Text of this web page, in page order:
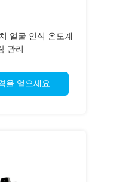
얼굴 인식 온도계
관리
을 얻으세요